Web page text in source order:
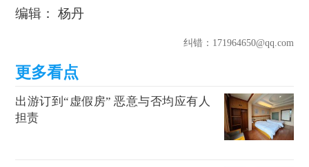
编辑： 杨丹
纠错：171964650@qq.com
出游订到“虚假房” 恶意与否均应有人
担责